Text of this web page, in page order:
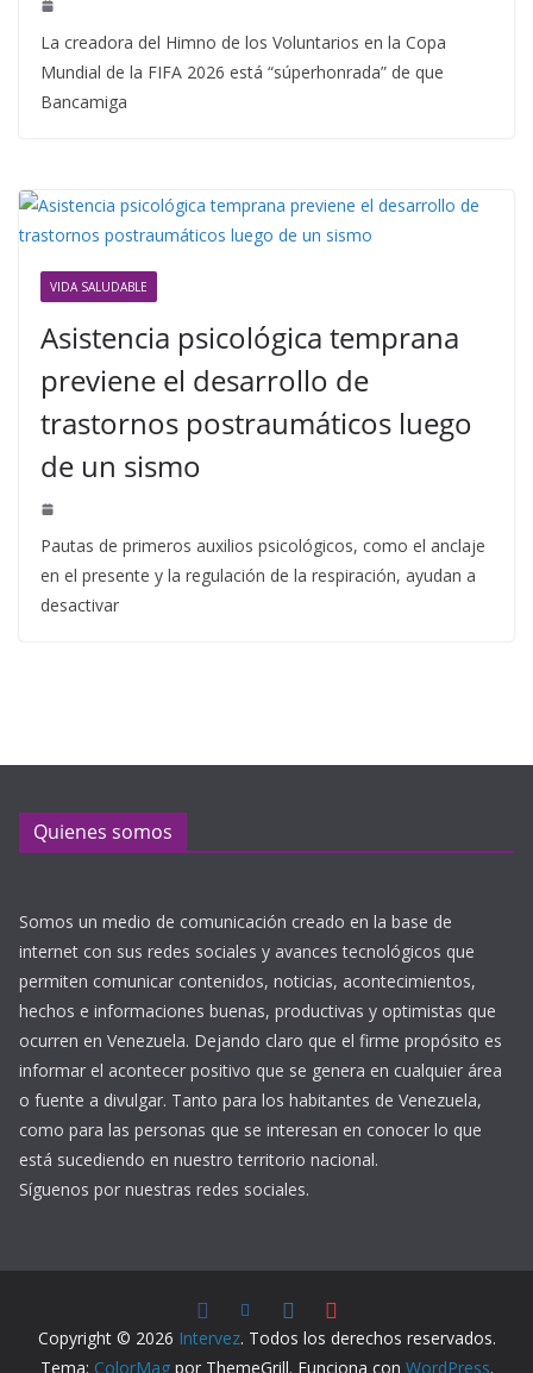
La creadora del Himno de los Voluntarios en la Copa
Mundial de la FIFA 2026 está “súperhonrada” de que
Bancamiga
VIDA SALUDABLE
Asistencia psicológica temprana
previene el desarrollo de
trastornos postraumáticos luego
de un sismo
Pautas de primeros auxilios psicológicos, como el anclaje
en el presente y la regulación de la respiración, ayudan a
desactivar
Quienes somos
Somos un medio de comunicación creado en la base de
internet con sus redes sociales y avances tecnológicos que
permiten comunicar contenidos, noticias, acontecimientos,
hechos e informaciones buenas, productivas y optimistas que
ocurren en Venezuela. Dejando claro que el firme propósito es
informar el acontecer positivo que se genera en cualquier área
o fuente a divulgar. Tanto para los habitantes de Venezuela,
como para las personas que se interesan en conocer lo que
está sucediendo en nuestro territorio nacional.
Síguenos por nuestras redes sociales.
Copyright © 2026 Intervez. Todos los derechos reservados.
Tema: ColorMagpor ThemeGrill. Funciona con WordPress.